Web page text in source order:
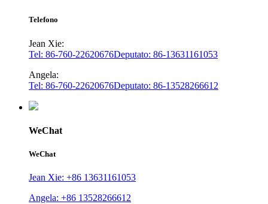
Telefono
Jean Xie:
Tel: 86-760-22620676Deputato: 86-13631161053
Angela:
Tel: 86-760-22620676Deputato: 86-13528266612
WeChat
WeChat
Jean Xie: +86 13631161053
Angela: +86 13528266612